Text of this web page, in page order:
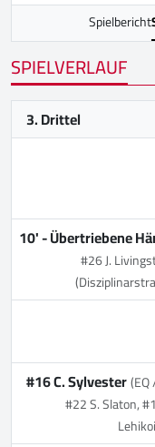
Spielbericht
SPIELVERLAUF
3. Drittel
10' -Übertriebene
#26 J.
#16 C. Sylvester(EQ
#22 S. Slaton,